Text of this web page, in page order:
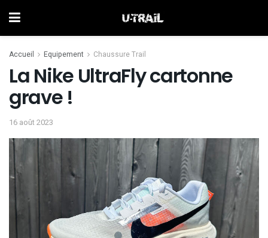
Accueil Equipement Chaussure Trail
La Nike UltraFly cartonne
grave !
16 août 2023